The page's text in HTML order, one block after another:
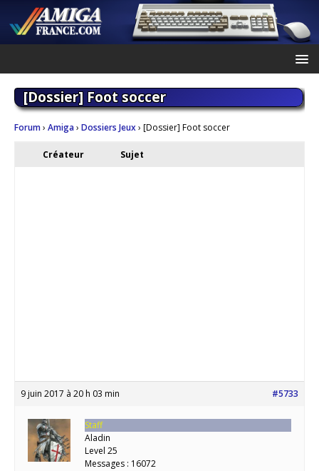
[Dossier] Foot soccer
Forum› Amiga› Dossiers Jeux› [Dossier] Foot soccer
Créateur Sujet
9 juin 2017 à 20 h 03 min #5733
Staff
Aladin
Level 25
Messages : 16072